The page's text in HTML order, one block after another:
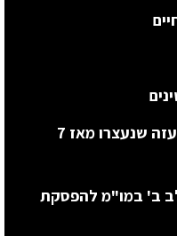
שחרור של 1100 עצירים תושבי עזה שנעצרו מאז 7
ב' במו"מ להפסקת